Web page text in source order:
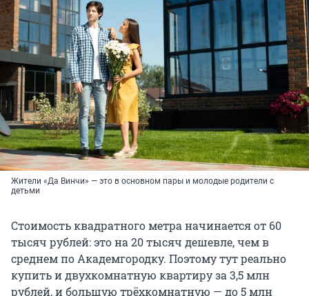
Жители «Да Винчи» — это в основном пары и молодые родители с
детьми
Стоимость квадратного метра начинается от 60
тысяч рублей: это на 20 тысяч дешевле, чем в
среднем по Академгородку. Поэтому тут реально
купить и двухкомнатную квартиру за 3,5 млн
рублей, и большую трёхкомнатную — до 5 млн